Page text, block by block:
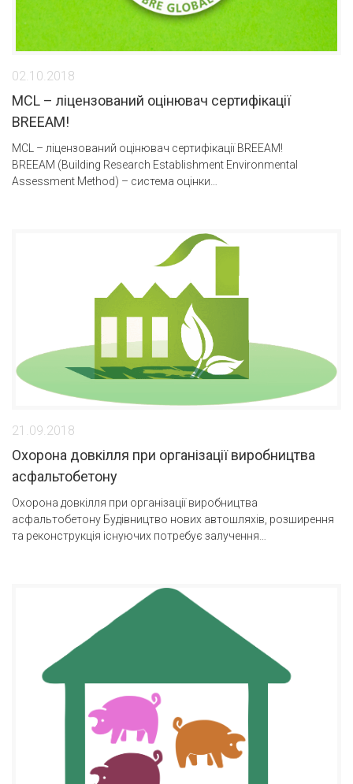
02.10.2018
MCL – ліцензований оцінювач сертифікації
BREEAM!
MCL – ліцензований оцінювач сертифікації BREEAM!
BREEAM (Building Research Establishment Environmental
Assessment Method) – система оцінки…
21.09.2018
Охорона довкілля при організації виробництва
асфальтобетону
Охорона довкілля при організації виробництва
асфальтобетону Будівництво нових автошляхів, розширення
та реконструкція існуючих потребує залучення…